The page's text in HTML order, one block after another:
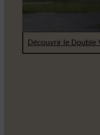
Découvrir le Double